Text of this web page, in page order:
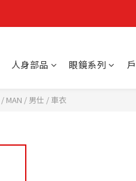
人身部品 眼鏡系列
/ MAN / 男仕 /車衣